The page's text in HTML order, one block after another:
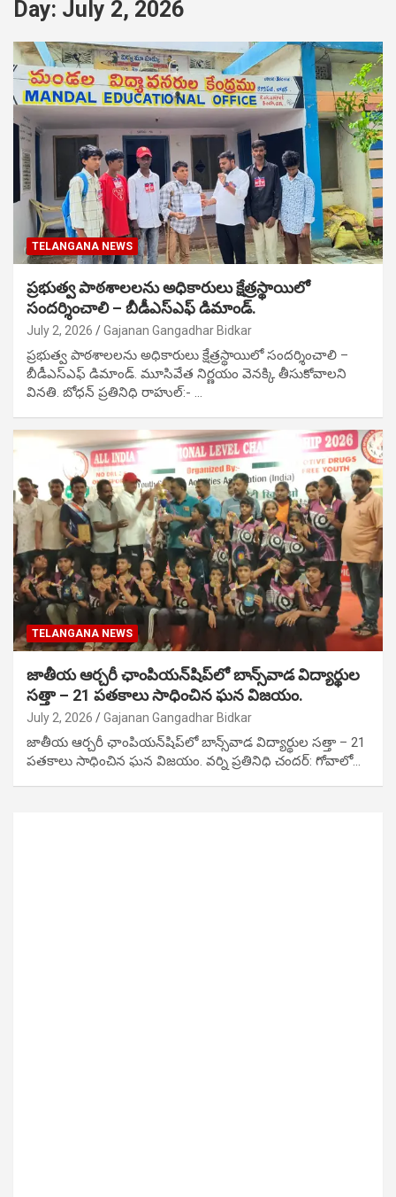
Day: July 2, 2026
TELANGANA NEWS
ప్రభుత్వ పాఠశాలలను అధికారులు క్షేత్రస్థాయిలో
సందర్శించాలి – బీడీఎస్ఎఫ్ డిమాండ్.
July 2, 2026 Gajanan Gangadhar Bidkar
ప్రభుత్వ పాఠశాలలను అధికారులు క్షేత్రస్థాయిలో సందర్శించాలి –
బీడీఎస్ఎఫ్ డిమాండ్. మూసివేత నిర్ణయం వెనక్కి తీసుకోవాలని
వినతి. బోధన్ ప్రతినిధి రాహుల్‌:- …
TELANGANA NEWS
జాతీయ ఆర్చరీ ఛాంపియన్‌షిప్‌లో బాన్స్‌వాడ విద్యార్థుల
సత్తా – 21 పతకాలు సాధించిన ఘన విజయం.
July 2, 2026 Gajanan Gangadhar Bidkar
జాతీయ ఆర్చరీ ఛాంపియన్‌షిప్‌లో బాన్స్‌వాడ విద్యార్థుల సత్తా – 21
పతకాలు సాధించిన ఘన విజయం. వర్ని ప్రతినిధి చందర్: గోవాలో…